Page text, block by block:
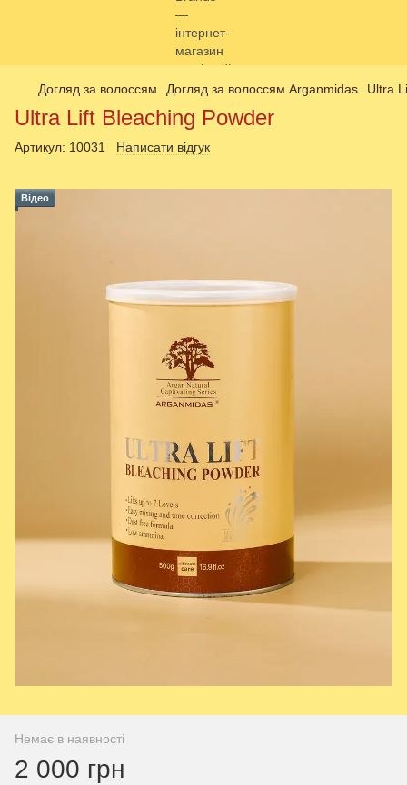
Догляд за волоссям Догляд за волоссям Arganmidas Ultra
Ultra Lift Bleaching Powder
Артикул: 10031 Написати відгук
Відео
Немає в наявності
2 000 грн